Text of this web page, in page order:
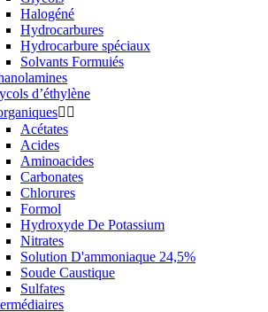
Halogéné
Hydrocarbures
Hydrocarbure spéciaux
Solvants Formuiés
d’éthylène
 
Acétates
Acides
Aminoacides
Carbonates
Chlorures
Formol
Hydroxyde De Potassium
Nitrates
Solution D'ammoniaque 24,5%
Soude Caustique
Sulfates